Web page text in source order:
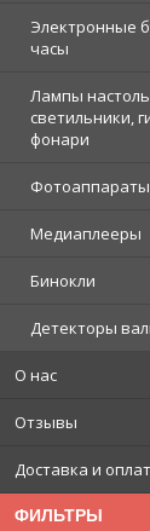
Электронные
часы
Лампы
светильники,
фонари
Медиаплееры
Бинокли
Детекторы
О нас
Отзывы
Доставка и
ФИЛЬТРЫ